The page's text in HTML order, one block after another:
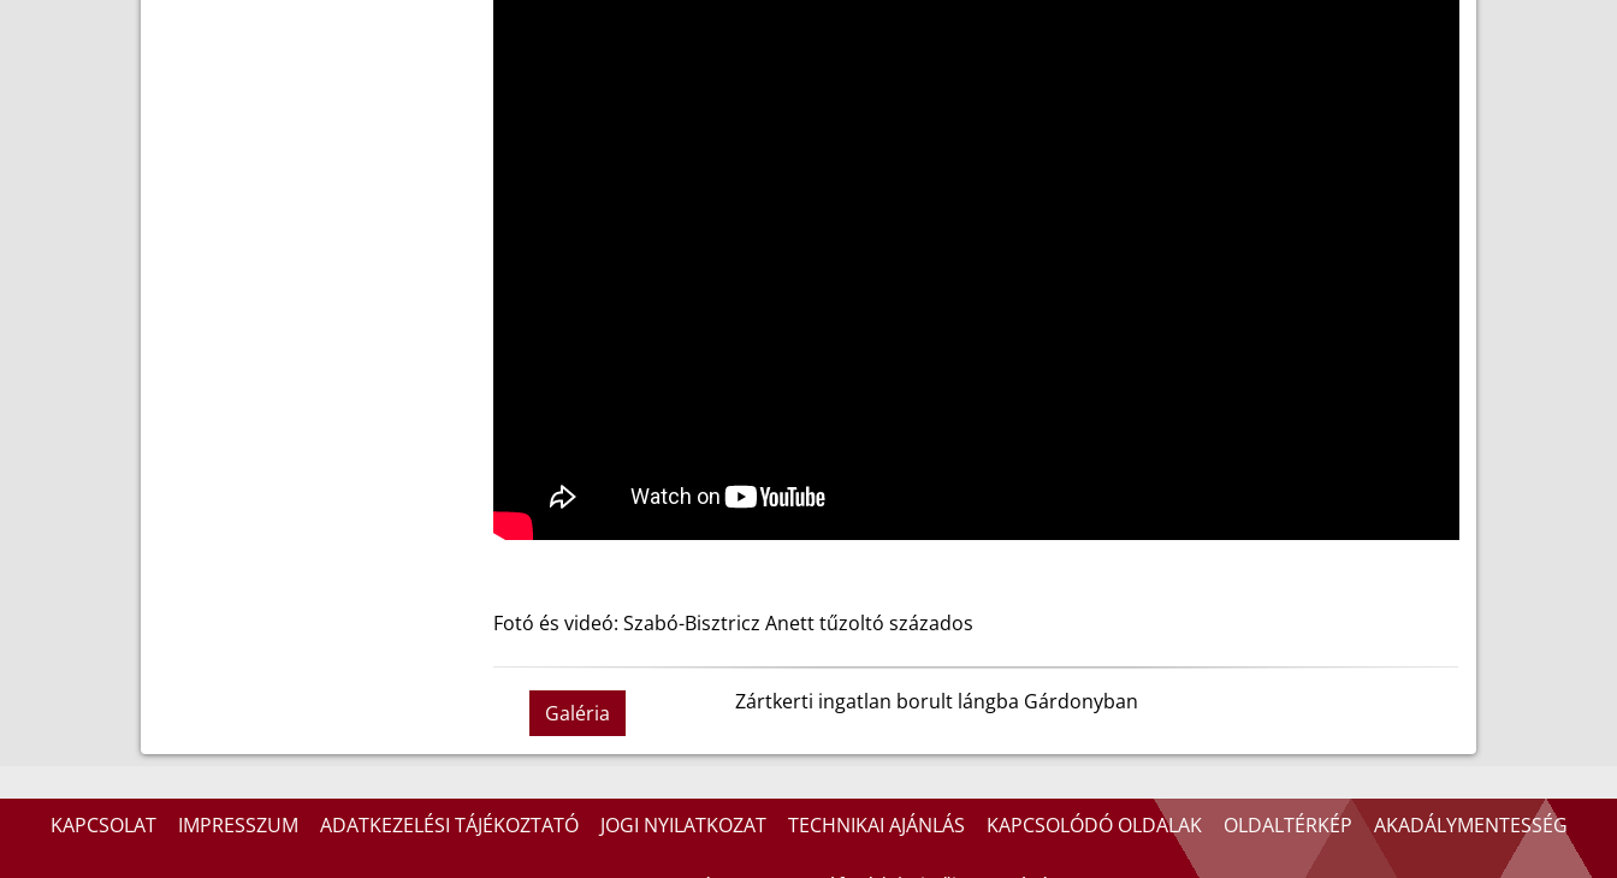
Fotó és videó: Szabó-Bisztricz Anett tűzoltó százados
Galéria Zártkerti ingatlan borult lángba Gárdonyban
KAPCSOLAT IMPRESSZUM ADATKEZELÉSI TÁJÉKOZTATÓ JOGI NYILATKOZAT TECHNIKAI AJÁNLÁS KAPCSOLÓDÓ OLDALAK OLDALTÉRKÉP AKADÁLYMENTESSÉG